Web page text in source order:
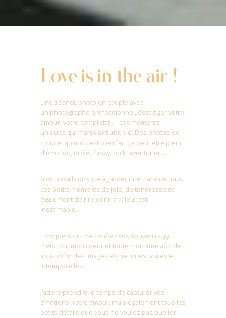
Love is in the air !
Une séance photo en couple avec
un photographe professionnel, c’est figer votre
amour, votre complicité,… ces moments
uniques qui marquent une vie. Des photos de
couple, quand c’est bien fait, ça peut être plein
d’émotion, drôle, funky, rock, aventurier,…
Mon travail consiste à garder une trace de tous
ces petits moments de joie, de tendresse et
également de rire dont la valeur est
inestimable.
Lorsque vous me confiez vos souvenirs, j’y
mets tout mon coeur et toute mon âme afin de
vous offrir des images esthétiques, vraies et
intemporelles.
J’adore prendre le temps de capturer vos
émotions, votre amour, mais également tous les
petits détails que vous ne voulez pas oublier.